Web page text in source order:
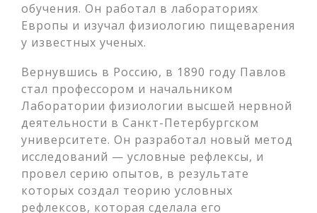
обучения. Он работал в лабораториях
Европы и изучал физиологию пищеварения
у известных ученых.
Вернувшись в Россию, в 1890 году Павлов
стал профессором и начальником
Лаборатории физиологии высшей нервной
деятельности в Санкт-Петербургском
университете. Он разработал новый метод
исследований — условные рефлексы, и
провел серию опытов, в результате
которых создал теорию условных
рефлексов, которая сделала его